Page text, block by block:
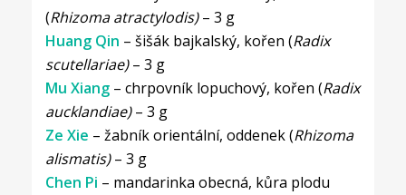
(Rhizoma atractylodis)– 3 g
Huang Qin – šišák bajkalský, kořen (Radix
scutellariae)– 3 g
Mu Xiang– chrpovník lopuchový, kořen (Radix
aucklandiae)– 3 g
Ze Xie – žabník orientální, oddenek (Rhizoma
alismatis)– 3 g
Chen Pi – mandarinka obecná, kůra plodu